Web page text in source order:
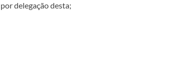
delegação desta;